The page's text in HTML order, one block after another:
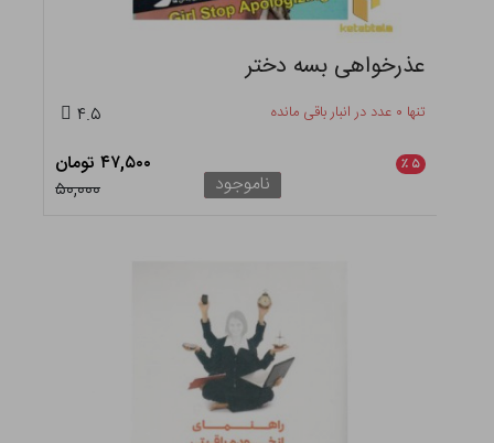
عذرخواهی بسه دختر
تنها ۰ عدد در انبار باقی مانده ۴.۵
۵ ٪
۴۷,۵۰۰ تومان
۵۰,۰۰۰
ناموجود